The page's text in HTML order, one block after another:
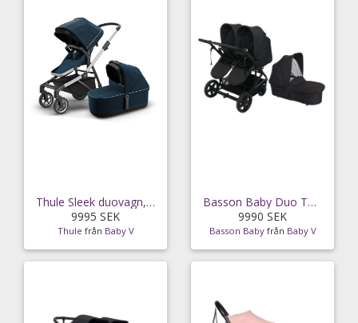
Thule Sleek duovagn, navy blue/silver chassi
9995 SEK
Thule från Baby V
Basson Baby Duo Twin sittvagn inkl. 1 liggdel
9990 SEK
Basson Baby från Baby V